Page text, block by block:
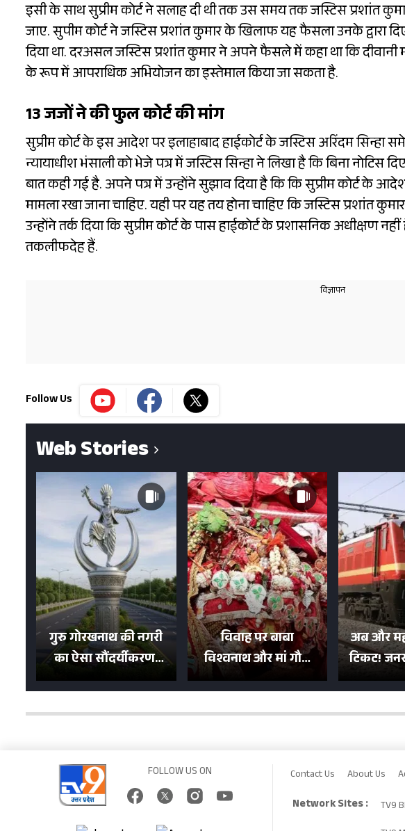
इसी के साथ सुप्रीम कोर्ट ने सलाह दी थी तक उस समय तक जस्टिस प्रशांत
जाए. सुपीम कोर्ट ने जस्टिस प्रशांत कुमार के खिलाफ यह फैसला उनके
दिया था. दरअसल जस्टिस प्रशांत कुमार ने अपने फैसले में कहा था कि
के रूप में आपराधिक अभियोजन का इस्तेमाल किया जा सकता है.
13 जजों ने की फुल कोर्ट की मांग
सुप्रीम कोर्ट के इस आदेश पर इलाहाबाद हाईकोर्ट के जस्टिस अरिंदम सिन्हा
न्यायाधीश भंसाली को भेजे पत्र में जस्टिस सिन्हा ने लिखा है कि बिना नोटिस
बात कही गई है. अपने पत्र में उन्होंने सुझाव दिया है कि कि सुप्रीम कोर्ट के
मामला रखा जाना चाहिए. यही पर यह तय होना चाहिए कि जस्टिस प्रशांत
उन्होंने तर्क दिया कि सुप्रीम कोर्ट के पास हाईकोर्ट के प्रशासनिक
तकलीफदेह हैं.
Follow Us
Web Stories
गुरु गोरखनाथ की नगरी
का ऐसा सौंदर्यीकरण!
मन मोह लेंगी शहर की
विवाह पर बाबा
विश्वनाथ और मां गौरा
को 6 लाख रुपये का
शगुन
अब और
टिकट!
का बढ़ा
FOLLOW US ON Contact Us About Us
Network Sites : TV9